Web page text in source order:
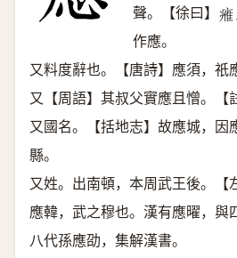
聲。【徐曰】 𤸰
作應。
又料度辭也。【唐詩】應須，祇
又【周語】其叔父實應且憎。【
又國名。【括地志】故應城，因
縣。
又姓。出南頓，本周武王後。【
應韓，武之穆也。漢有應曜，與
八代孫應劭，集解漢書。